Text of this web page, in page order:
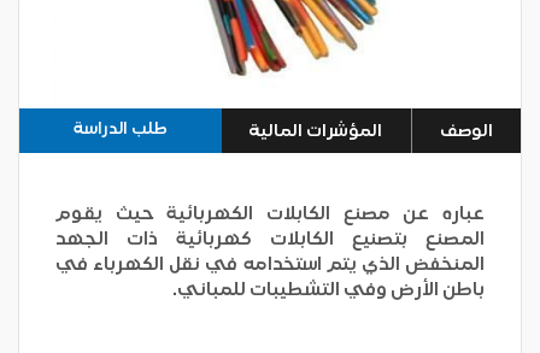
الوصف المؤشرات المالية طلب الدراسة
عباره عن مصنع الكابلات الكهربائية حيث يقوم
المصنع بتصنيع الكابلات كهربائية ذات الجهد
المنخفض الذي يتم استخدامه في نقل الكهرباء في
باطن الأرض وفي التشطيبات للمباني.